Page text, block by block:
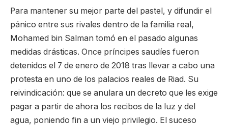
Para mantener su mejor parte del pastel, y difundir el
pánico entre sus rivales dentro de la familia real,
Mohamed bin Salman tomó en el pasado algunas
medidas drásticas. Once príncipes saudíes fueron
detenidos el 7 de enero de 2018 tras llevar a cabo una
protesta en uno de los palacios reales de Riad. Su
reivindicación: que se anulara un decreto que les exige
pagar a partir de ahora los recibos de la luz y del
agua, poniendo fin a un viejo privilegio. El suceso